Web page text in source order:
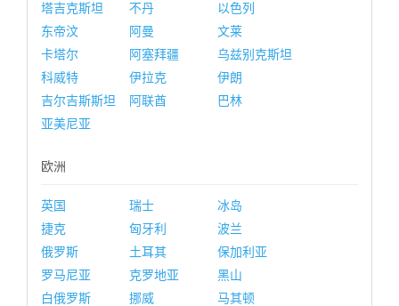
塔吉克斯坦
不丹
以色列
东帝汶
阿曼
文莱
卡塔尔
阿塞拜疆
乌兹别克斯坦
科威特
伊拉克
伊朗
吉尔吉斯斯坦
阿联酋
巴林
亚美尼亚
欧洲
英国 瑞士
冰岛
捷克
匈牙利
波兰
俄罗斯
土耳其
保加利亚
罗马尼亚
克罗地亚
黑山
白俄罗斯
挪威
马其顿